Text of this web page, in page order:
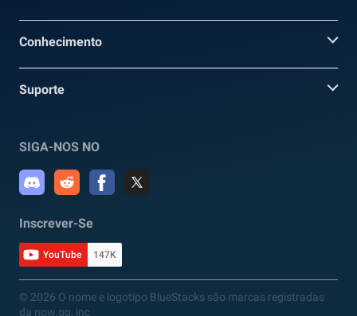
Conhecimento
Suporte
SIGA-NOS NO
Inscrever-Se
YouTube 147K
© 2026 O nome e logotipo BlueStacks são marcas registradas
da now.gg, inc